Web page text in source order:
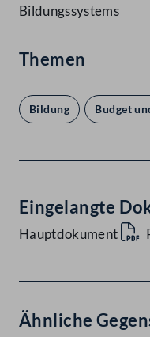
Bildungssystems
Themen
Bildung Budget
Eingelangte
Hauptdokument
Ähnliche